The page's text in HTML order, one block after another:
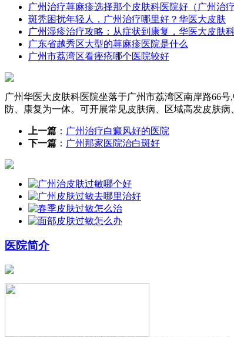
广州治疗荨麻疹选择那个皮肤科医院好（广州治
斑秃困扰年轻人，广州治疗哪里好？华医大皮肤
广州湿疹治疗攻略：从症状到康复，华医大皮肤
广东省越秀区大型的荨麻疹医院是什么
广州市荔湾区看痤疮哪个医院较好
广州华医大皮肤科医院坐落于广州市荔湾区南岸路66
防、康复为一体。可开展常见皮肤病、区域高发皮肤病
上一篇 ： 广州治疗白癜风好的医院
下一篇 ： 广州那家医院治白斑好
医院简介